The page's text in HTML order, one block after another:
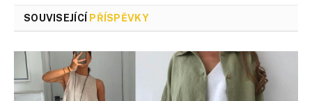
SOUVISEJÍCÍ PŘÍSPĚVKY